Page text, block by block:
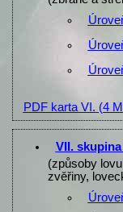
PDF karta VI. (4
VII.
(způsoby
zvěřiny,